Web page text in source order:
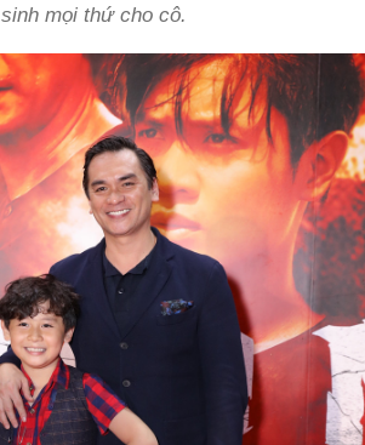
sinh mọi thứ cho cô.